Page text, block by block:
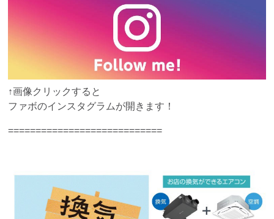
↑画像クリックすると
ファボのインスタグラムが開きます！
============================